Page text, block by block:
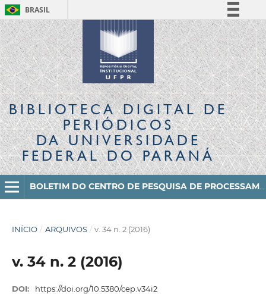
BRASIL
Simplifique!
Comunica BR
Participe
Acesso à informação
Legislação
Canais
BIBLIOTECA DIGITALDE
PERIÓDICOS
DA UNIVERSIDADE
FEDERAL DO PARANÁ
BOLETIM DO CENTRO DE PESQUISA DE PROCESSAMENTO DE ALIMENTOS
INÍCIO / ARQUIVOS / v. 34 n. 2 (2016)
v. 34 n. 2 (2016)
DOI: https://doi.org/10.5380/cep.v34i2